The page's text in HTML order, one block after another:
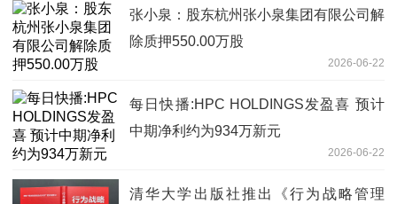
张小泉：股东杭州张小泉集团有限公司解
除质押550.00万股
2026-06-22
每日快播:HPC HOLDINGS发盈喜 预计
中期净利约为934万新元
2026-06-22
清华大学出版社推出《行为战略管理